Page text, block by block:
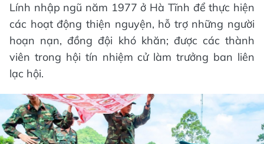
Lính nhập ngũ năm 1977 ở Hà Tĩnh để thực hiện
các hoạt động thiện nguyện, hỗ trợ những người
hoạn nạn, đồng đội khó khăn; được các thành
viên trong hội tín nhiệm cử làm trưởng ban liên
lạc hội.